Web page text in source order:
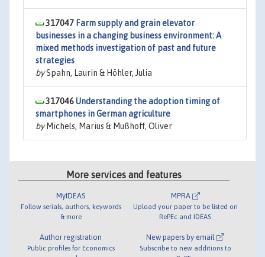
317047 Farm supply and grain elevator
businesses in a changing business environment: A
mixed methods investigation of past and future
strategies
bySpahn, Laurin & Höhler, Julia
317046Understanding the adoption timing of
smartphones in German agriculture
byMichels, Marius & Mußhoff, Oliver
More services and features
MyIDEAS
Follow serials, authors, keywords
& more
Author registration
Public profiles for Economics
MPRA
Upload your paper to be listed on
RePEc and IDEAS
New papers by email
Subscribe to new additions to